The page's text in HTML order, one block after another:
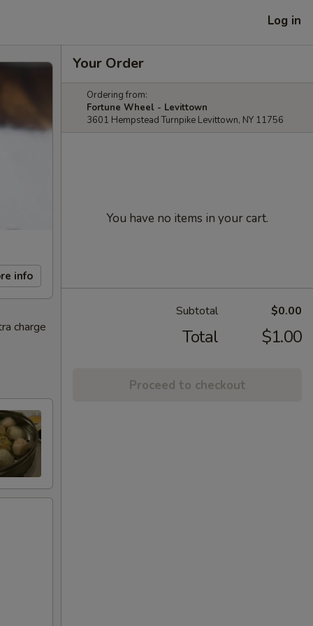
Log in
info
charge
Your Order
Ordering from:
Fortune Wheel - Levittown
3601 Hempstead Turnpike Levittown, NY 11756
You have no items in your cart.
Subtotal $0.00
Total $1.00
Proceed to checkout